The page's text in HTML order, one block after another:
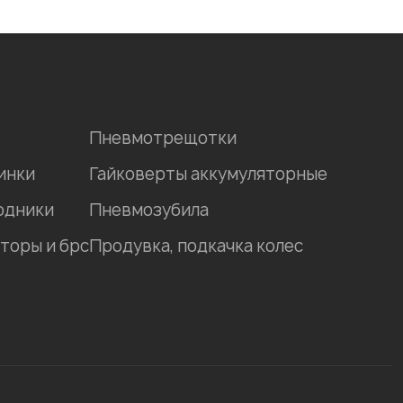
Пневмотрещотки
Гайковерты аккумуляторные
Пневмозубила
и брсПродувка, подкачка колес